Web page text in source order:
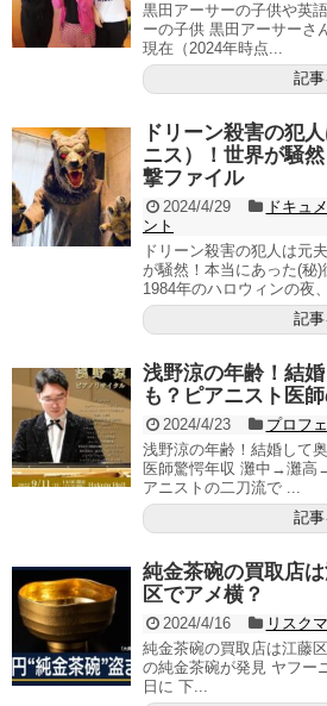
黒田アーサーの子供や英
ーの子供 黒田アーサーさ
現在（2024年時点...
記
ドリーン殺害の犯
ニス）！世界が騒
撃ファイル
2024/4/29 ドキュ
ント
ドリーン殺害の犯人は元
が騒然！本当にあった(秘
1984年のハロウィンの夜
記
浅野涼の年齢！結
も？ピアニスト医
2024/4/23 プロフ
浅野涼の年齢！結婚して
医師驚愕年収 灘中→灘
アニストの二刀流で ...
記
純金茶碗の買取店
区でアメ横？
2024/4/16
リスク
純金茶碗の買取店は江藤
の純金茶碗が発見 ヤフー
日に 下...